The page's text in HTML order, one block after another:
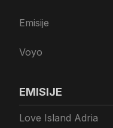
Emisije
Voyo
EMISIJE
Love Island Adria